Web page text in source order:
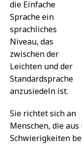
die Einfache
Sprache ein
sprachliches
Niveau, das
zwischen der
Leichten und der
Standardsprache
anzusiedeln ist.
Sie richtet sich an
Menschen, die
Schwierigkeiten